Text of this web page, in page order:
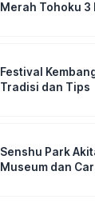
Merah Tohoku 3
Festival
Tradisi dan Tips
Senshu Park
Museum dan